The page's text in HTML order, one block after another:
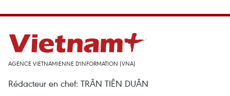
AGENCE VIETNAMIENNE D'INFORMATION (VNA)
Rédacteur en chef: TRÂN TIÊN DUÂN